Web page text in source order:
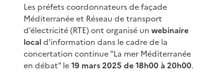
Les préfets coordonnateurs de façade
Méditerranée et Réseau de transport
d’électricité (RTE) ont organisé un webinaire
locald’information dans le cadre de la
concertation continue "La mer Méditerranée
en débat" le19 mars 2025 de 18h00 à 20h00.